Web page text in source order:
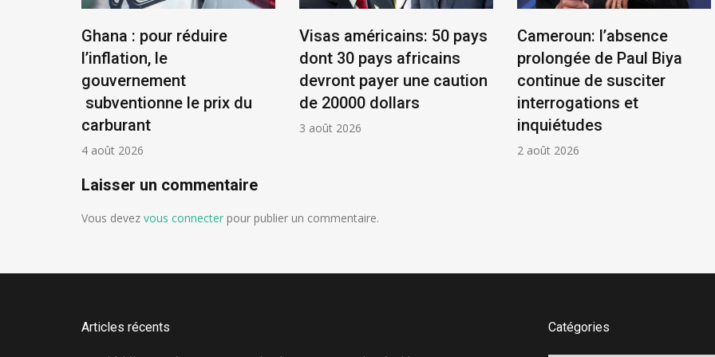
Ghana : pour réduire
l’inflation, le
gouvernement
subventionne le prix du
carburant
4 août 2026
Visas américains: 50 pays
dont 30 pays africains
devront payer une caution
de 20000 dollars
3 août 2026
Cameroun: l’absence
prolongée de Paul Biya
continue de susciter
interrogations et
inquiétudes
2 août 2026
Laisser un commentaire
Vous devez vous connecter pour publier un commentaire.
Articles récents Catégories